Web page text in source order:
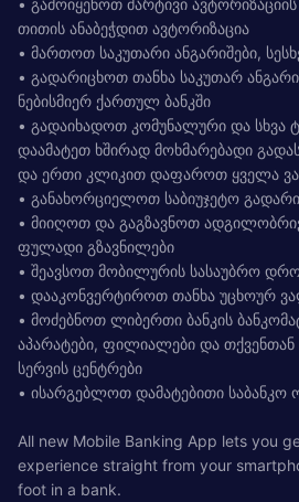
თითის ანაბეჭდით ავტორიზაცია
• მართოთ საკუთარი ანგარიშები,
• გადარიცხოთ თანხა საკუთარ
ნებისმიერ ქართულ ბანკში
• გადაიხადოთ კომუნალური და სხვა
დაამატეთ ხშირად მოხმარებადი
და ერთი კლიკით დაფაროთ ყველა
• განახორციელოთ საბიუჯეტო
• მიიღოთ და გაგზავნოთ
ფულადი გზავნილები
• შეავსოთ მობილურის სასაუბრო
• დააკონვერტიროთ თანხა უცხოურ
• მოძებნოთ ლიბერთი ბანკის
აპარატები, ფილიალები და
სერვის ცენტრები
• ისარგებლოთ დამატებითი საბანკო
All new Mobile Banking App lets you
experience straight from your
foot in a bank.